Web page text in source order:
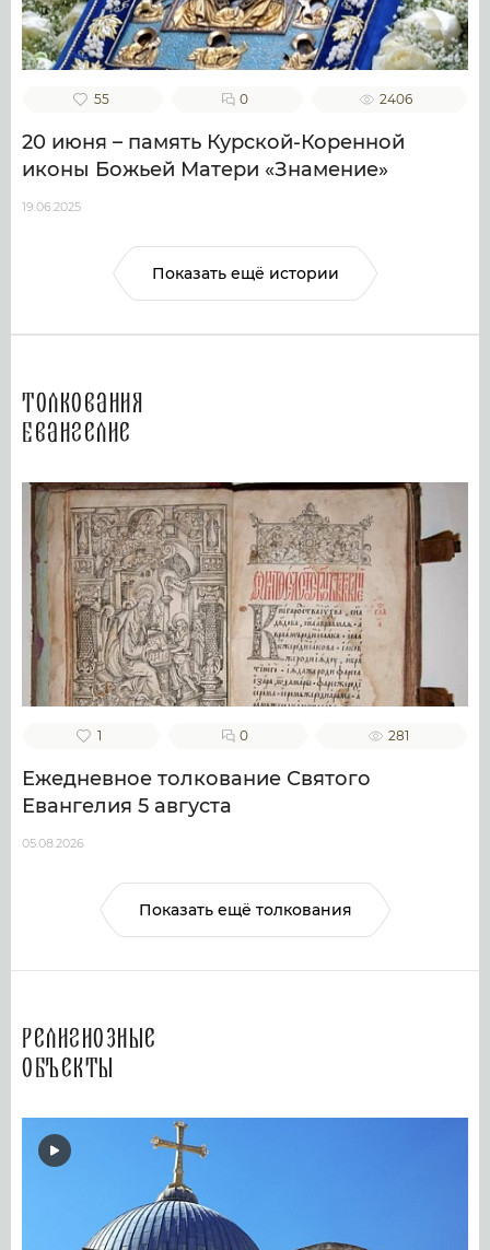
55 0 2406
20 июня – память Курской-Коренной
иконы Божьей Матери «Знамение»
19.06.2025
Показать ещё истории
Толкования
Евангелие
1 0 281
Ежедневное толкование Святого
Евангелия 5 августа
05.08.2026
Показать ещё толкования
Религиозные
объекты